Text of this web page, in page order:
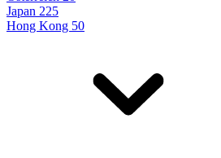
Japan 225
Hong Kong 50